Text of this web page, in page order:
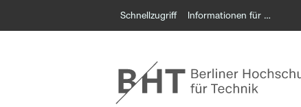
Schnellzugriff Informationen für …